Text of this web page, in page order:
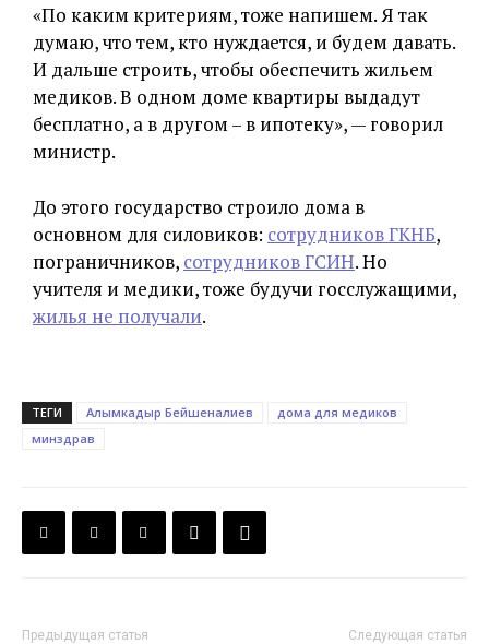
«По каким критериям, тоже напишем. Я так
думаю, что тем, кто нуждается, и будем давать.
И дальше строить, чтобы обеспечить жильем
медиков. В одном доме квартиры выдадут
бесплатно, а в другом – в ипотеку», — говорил
министр.
До этого государство строило дома в
основном для силовиков: сотрудников ГКНБ,
пограничников, сотрудников ГСИН. Но
учителя и медики, тоже будучи госслужащими,
жилья не получали.
ТЕГИ Алымкадыр Бейшеналиев
дома для медиков
минздрав
Предыдущая статья Следующая статья